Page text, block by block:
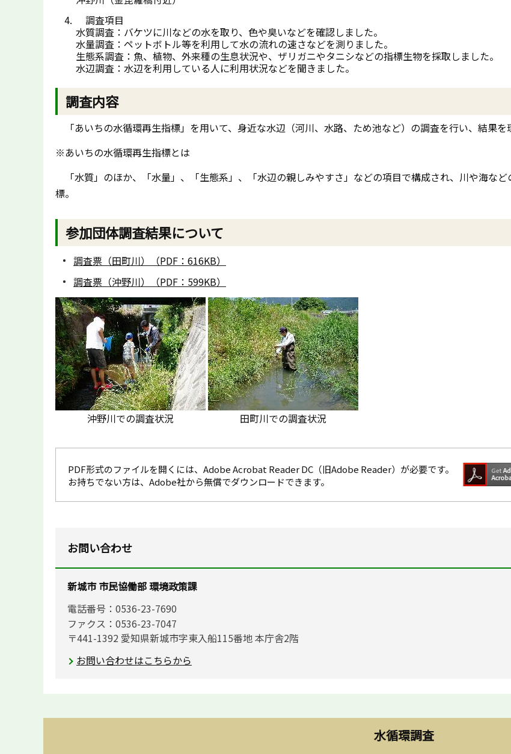
調査項目
水質調査：バケツに川などの水を取り、色や臭いなどを確認しました。
水量調査：ペットボトル等を利用して水の流れの速さなどを測りました。
生態系調査：魚、植物、外来種の生息状況や、ザリガニやタニシなどの指標生物を採取しました。
水辺調査：水辺を利用している人に利用状況などを聞きました。
調査内容
「あいちの水循環再生指標」を用いて、身近な水辺（河川、水路、ため池など）の調査を行い、結果を
※あいちの水循環再生指標とは
「水質」のほか、「水量」、「生態系」、「水辺の親しみやすさ」などの項目で構成され、川や海な
標。
参加団体調査結果について
調査票（田町川）（PDF：616KB）
調査票（沖野川）（PDF：599KB）
沖野川での調査状況 田町川での調査状況
PDF形式のファイルを開くには、Adobe Acrobat Reader DC（旧Adobe Reader）が必要です。
お持ちでない方は、Adobe社から無償でダウンロードできます。
お問い合わせ
新城市 市民協働部 環境政策課
電話番号：0536-23-7690
ファクス：0536-23-7047
〒441-1392 愛知県新城市字東入船115番地 本庁舎2階
お問い合わせはこちらから
水循環調査